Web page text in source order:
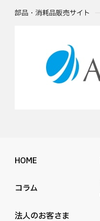
部品・消耗品販売サイト
HOME
コラム
法人のお客さま